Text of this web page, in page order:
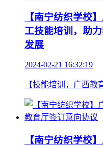
【南宁纺织学校
工技能培训，助
发展
2024-02-21 16:32:19
【技能培训，广西教
【南宁纺织学校